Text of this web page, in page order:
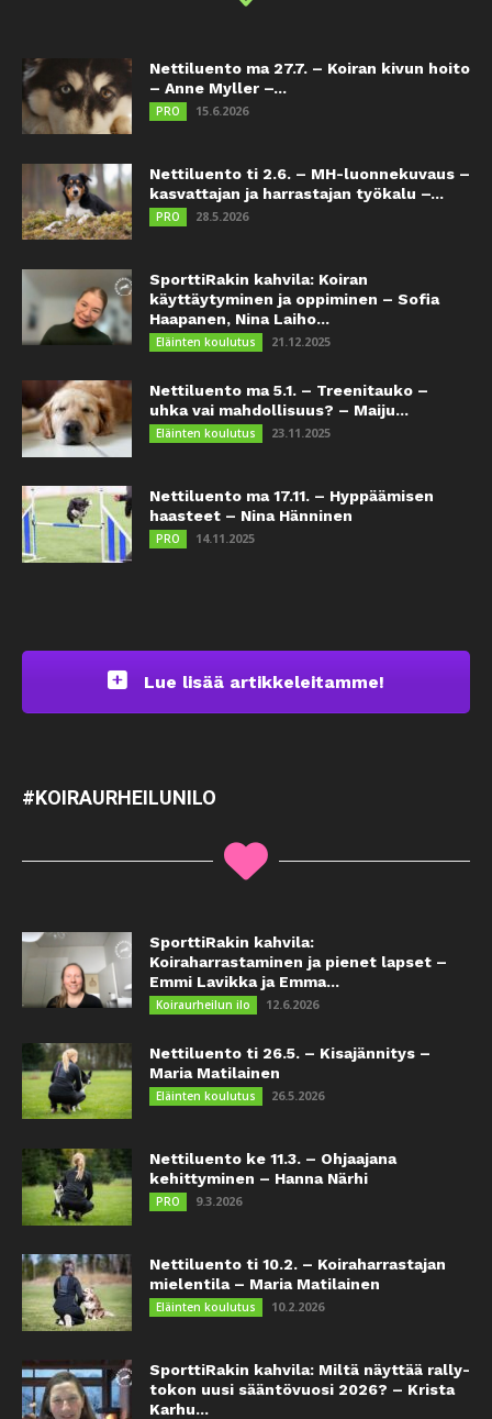
Nettiluento ma 27.7. – Koiran kivun hoito
– Anne Myller –...
PRO 15.6.2026
Nettiluento ti 2.6. – MH-luonnekuvaus –
kasvattajan ja harrastajan työkalu –...
PRO 28.5.2026
SporttiRakin kahvila: Koiran
käyttäytyminen ja oppiminen – Sofia
Haapanen, Nina Laiho...
Eläinten koulutus 21.12.2025
Nettiluento ma 5.1. – Treenitauko –
uhka vai mahdollisuus? – Maiju...
Eläinten koulutus 23.11.2025
Nettiluento ma 17.11. – Hyppäämisen
haasteet – Nina Hänninen
PRO 14.11.2025
Lue lisää artikkeleitamme!
#KOIRAURHEILUNILO
SporttiRakin kahvila:
Koiraharrastaminen ja pienet lapset –
Emmi Lavikka ja Emma...
Koiraurheilun ilo 12.6.2026
Nettiluento ti 26.5. – Kisajännitys –
Maria Matilainen
Eläinten koulutus 26.5.2026
Nettiluento ke 11.3. – Ohjaajana
kehittyminen – Hanna Närhi
PRO 9.3.2026
Nettiluento ti 10.2. – Koiraharrastajan
mielentila – Maria Matilainen
Eläinten koulutus 10.2.2026
SporttiRakin kahvila: Miltä näyttää rally-
tokon uusi sääntövuosi 2026? – Krista
Karhu...